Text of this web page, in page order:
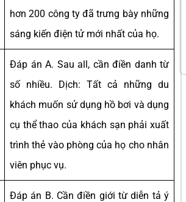
hơn 200 công ty đã trưng bày những
sáng kiến điện tử mới nhất của họ.
Đáp án A. Sau all, cần điền danh từ
số nhiều. Dịch: Tất cả những du
khách muốn sử dụng hồ bơi và dụng
cụ thể thao của khách sạn phải xuất
trình thẻ vào phòng của họ cho nhân
viên phục vụ.
Đáp án B. Cần điền giới từ diễn tả ý